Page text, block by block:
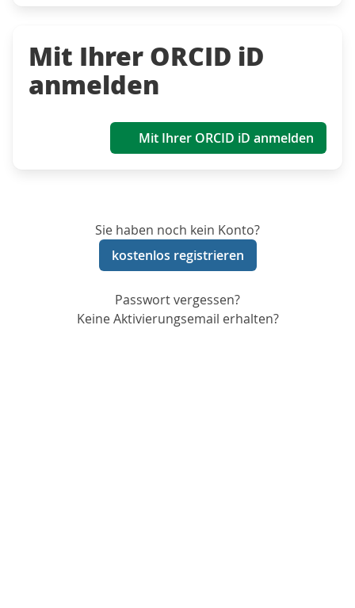
Mit Ihrer ORCID iD
anmelden
Mit Ihrer ORCID iD anmelden
Sie haben noch kein Konto?
kostenlos registrieren
Passwort vergessen?
Keine Aktivierungsemail erhalten?